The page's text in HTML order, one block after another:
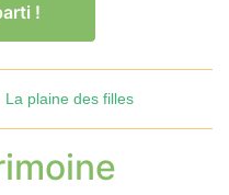
!
La plaine des filles